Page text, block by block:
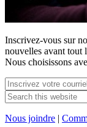
Inscrivez-vous sur
nouvelles avant tout
Nous choisissons
Nous joindre |